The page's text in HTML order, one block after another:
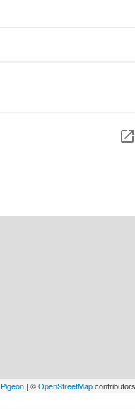
Pigeon| ©OpenStreetMapcontributors